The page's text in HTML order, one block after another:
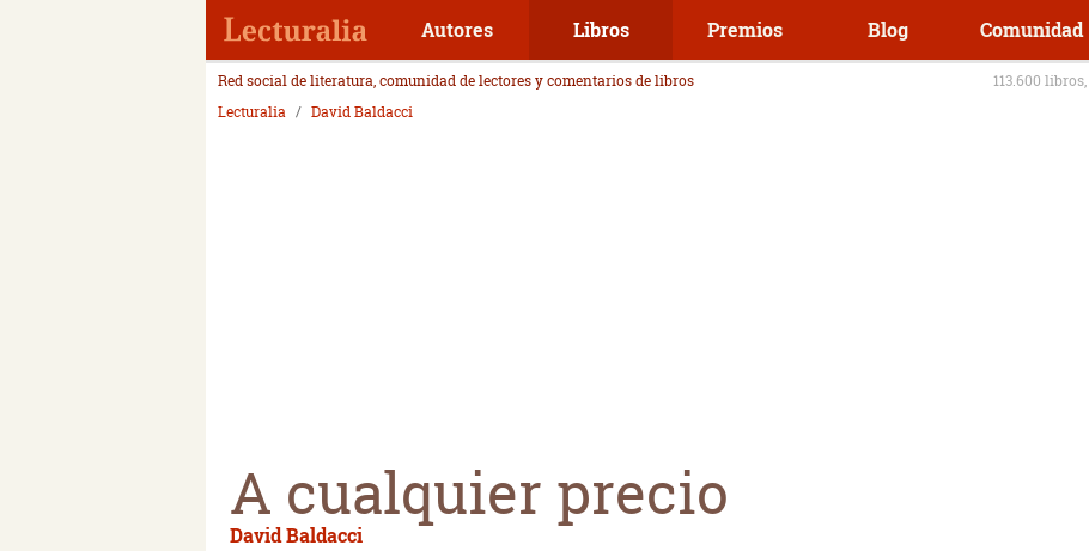
Autores Libros Premios Blog Comunidad
Red social de literatura, comunidad de lectores y comentarios de libros
113.600
Lecturalia
David Baldacci
A cualquier precio
David Baldacci